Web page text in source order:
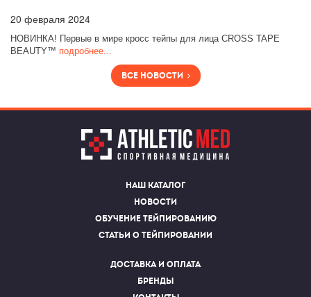
20 февраля 2024
НОВИНКА! Первые в мире кросс тейпы для лица CROSS TAPE
BEAUTY™ подробнее...
Все новости
Наш каталог
Новости
Обучение тейпированию
Статьи о тейпировании
Доставка и оплата
Бренды